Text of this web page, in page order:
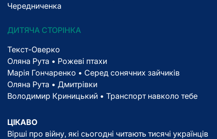
Чередниченка
ДИТЯЧА СТОРІНКА
Текст-Оверко
Оляна Рута • Рожеві птахи
Марія Гончаренко • Серед сонячних зайчиків
Оляна Рута • Дмитрівки
Володимир Криницький • Транспорт навколо тебе
ЦІКАВО
Вірші про війну, які сьогодні читають тисячі українців